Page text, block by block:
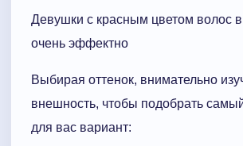
Девушки с красным цветом волос
очень эффектно
Выбирая оттенок, внимательно
внешность, чтобы подобрать
для вас вариант: